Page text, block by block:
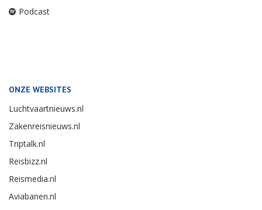
Podcast
ONZE WEBSITES
Luchtvaartnieuws.nl
Zakenreisnieuws.nl
Triptalk.nl
Reisbizz.nl
Reismedia.nl
Aviabanen.nl